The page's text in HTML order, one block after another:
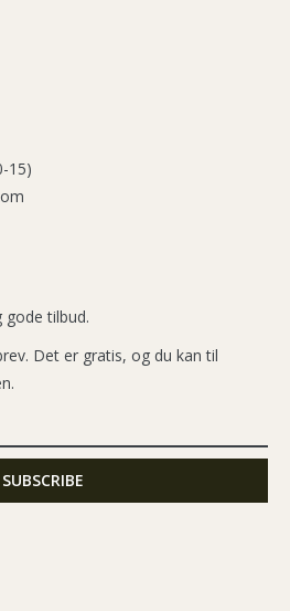
15)
gode tilbud.
Det er gratis, og du kan til